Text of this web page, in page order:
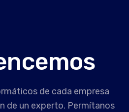
de cada empresa
de un experto. Permítanos